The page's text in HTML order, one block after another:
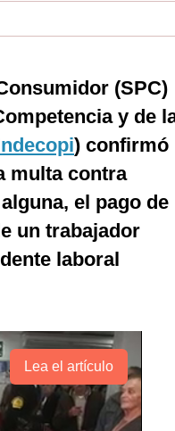
(SPC)
y de
) confirmó
multa contra
el pago de
un trabajador
laboral
Lea el artículo